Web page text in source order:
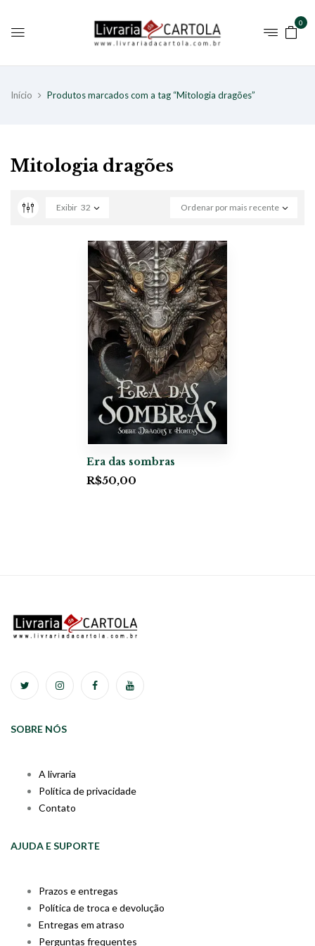
0
Início Produtos marcados com a tag “Mitologia dragões”
Mitologia dragões
Ordenar por mais recente
Exibir 32
Era das sombras
R$50,00
SOBRE NÓS
A livraria
Política de privacidade
Contato
AJUDA E SUPORTE
Prazos e entregas
Política de troca e devolução
Entregas em atraso
Perguntas frequentes